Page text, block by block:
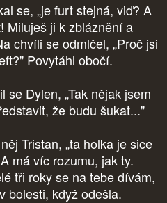
se, „je furt stejná, viď? A
Miluješ ji k zbláznění a
chvíli se odmlčel, „Proč jsi
Povytáhl obočí.
se Dylen, „Tak nějak jsem
že budu šukat..."
Tristan, „ta holka je sice
má víc rozumu, jak ty.
tři roky se na tebe dívám,
bolesti, když odešla.